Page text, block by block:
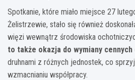
Spotkanie, które miało miejsce 27
Żelistrzewie, stało się również
więzi wewnątrz środowiska
to także okazja do wymiany cennych
druhnami z różnych jednostek, co
wzmacnianiu współpracy.